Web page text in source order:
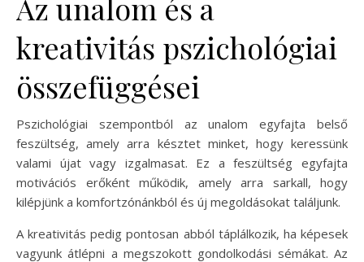
Az unalom és a
kreativitás pszichológiai
összefüggései
Pszichológiai szempontból az unalom egyfajta belső
feszültség, amely arra késztet minket, hogy keressünk
valami újat vagy izgalmasat. Ez a feszültség egyfajta
motivációs erőként működik, amely arra sarkall, hogy
kilépjünk a komfortzónánkból és új megoldásokat találjunk.
A kreativitás pedig pontosan abból táplálkozik, ha képesek
vagyunk átlépni a megszokott gondolkodási sémákat. Az